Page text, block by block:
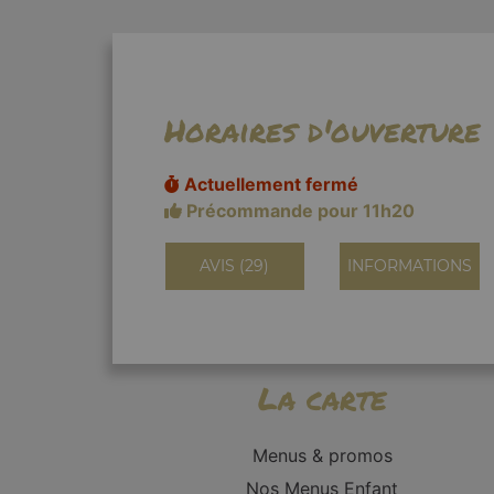
Horaires d'ouverture
Actuellement fermé
Précommande pour 11h20
AVIS (29) INFORMATIONS
La carte
Menus & promos
Nos Menus Enfant